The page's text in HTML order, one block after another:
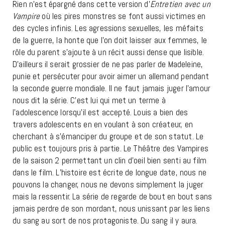
Rien n’est épargné dans cette version d’Entretien avec un
Vampireoù les pires monstres se font aussi victimes en
des cycles infinis. Les agressions sexuelles, les méfaits
de la guerre, la honte que l’on doit laisser aux femmes, le
rôle du parent s’ajoute à un récit aussi dense que lisible.
D’ailleurs il serait grossier de ne pas parler de Madeleine,
punie et persécuter pour avoir aimer un allemand pendant
la seconde guerre mondiale. Il ne faut jamais juger l’amour
nous dit la série. C’est lui qui met un terme à
l’adolescence lorsqu’il est accepté. Louis a bien des
travers adolescents en en voulant à son créateur, en
cherchant à s’émanciper du groupe et de son statut. Le
public est toujours pris à partie. Le Théâtre des Vampires
de la saison 2 permettant un clin d’oeil bien senti au film
dans le film. L’histoire est écrite de longue date, nous ne
pouvons la changer, nous ne devons simplement la juger
mais la ressentir. La série de regarde de bout en bout sans
jamais perdre de son mordant, nous unissant par les liens
du sang au sort de nos protagoniste. Du sang il y aura.